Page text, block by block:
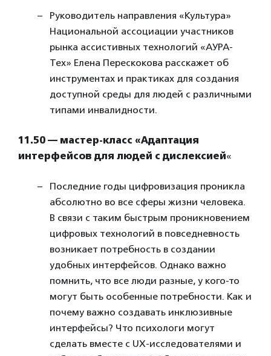
Руководитель направления «Культура»
Национальной ассоциации участников
рынка ассистивных технологий «АУРА-
Тех» Елена Перескокова расскажет об
инструментах и практиках для создания
доступной среды для людей с различными
типами инвалидности.
11.50 — мастер-класс «Адаптация
интерфейсов для людей с дислексией«
Последние годы цифровизация проникла
абсолютно во все сферы жизни человека.
В связи с таким быстрым проникновением
цифровых технологий в повседневность
возникает потребность в создании
удобных интерфейсов. Однако важно
помнить, что все люди разные, у кого-то
могут быть особенные потребности. Как и
почему важно создавать инклюзивные
интерфейсы? Что психологи могут
сделать вместе с UX-исследователями и